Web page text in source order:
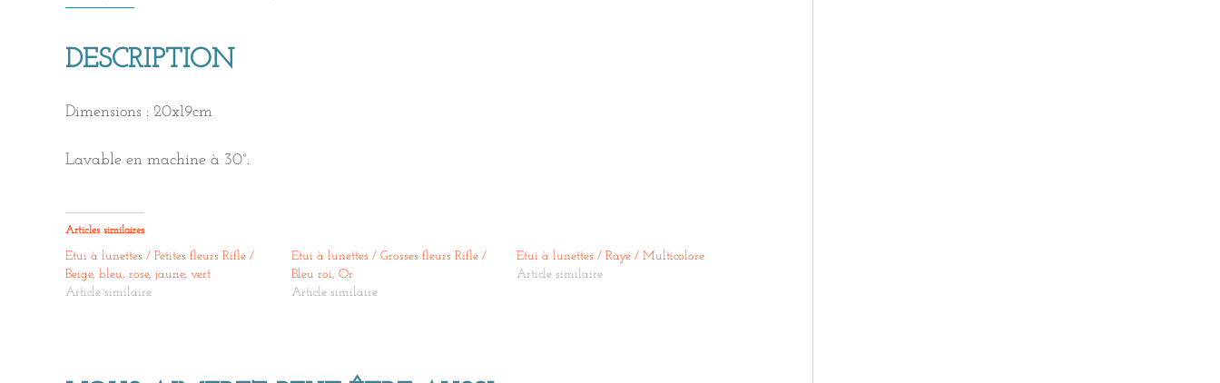
DESCRIPTION
Dimensions : 20x19cm
Lavable en machine à 30°.
Articles similaires
Etui à lunettes / Petites fleurs Rifle /
Beige, bleu, rose, jaune, vert
Article similaire
Etui à lunettes / Grosses fleurs Rifle /
Bleu roi, Or
Article similaire
Etui à lunettes / Rayé / Multicolore
Article similaire